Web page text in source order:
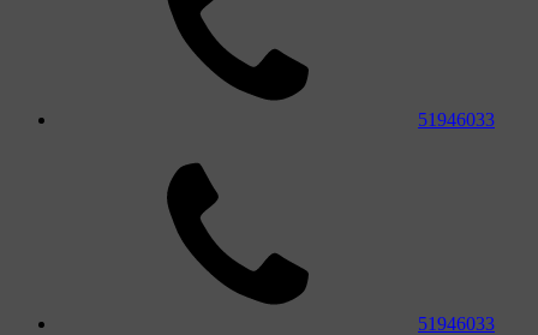
51946033
51946033